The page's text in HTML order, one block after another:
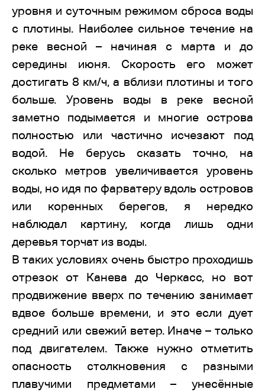
уровня и суточным режимом сброса воды
с плотины. Наиболее сильное течение на
реке весной – начиная с марта и до
середины июня. Скорость его может
достигать 8 км/ч, а вблизи плотины и того
больше. Уровень воды в реке весной
заметно подымается и многие острова
полностью или частично исчезают под
водой. Не берусь сказать точно, на
сколько метров увеличивается уровень
воды, но идя по фарватеру вдоль островов
или коренных берегов, я нередко
наблюдал картину, когда лишь одни
деревья торчат из воды.
В таких условиях очень быстро проходишь
отрезок от Канева до Черкасс, но вот
продвижение вверх по течению занимает
вдвое больше времени, и это если дует
средний или свежий ветер. Иначе – только
под двигателем. Также нужно отметить
опасность столкновения с разными
плавучими предметами – унесённые